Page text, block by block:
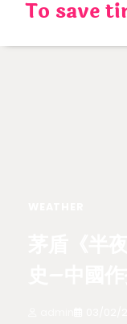
content
To save